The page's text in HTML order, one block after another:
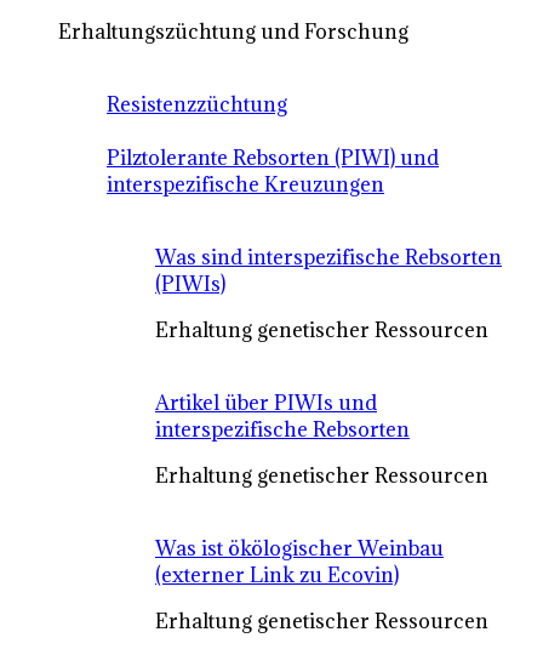
Erhaltungszüchtung und Forschung
Resistenzzüchtung
Pilztolerante Rebsorten (PIWI) und
interspezifische Kreuzungen
Was sind interspezifische Rebsorten
(PIWIs)
Erhaltung genetischer Ressourcen
Artikel über PIWIs und
interspezifische Rebsorten
Erhaltung genetischer Ressourcen
Was ist ökölogischer Weinbau
(externer Link zu Ecovin)
Erhaltung genetischer Ressourcen